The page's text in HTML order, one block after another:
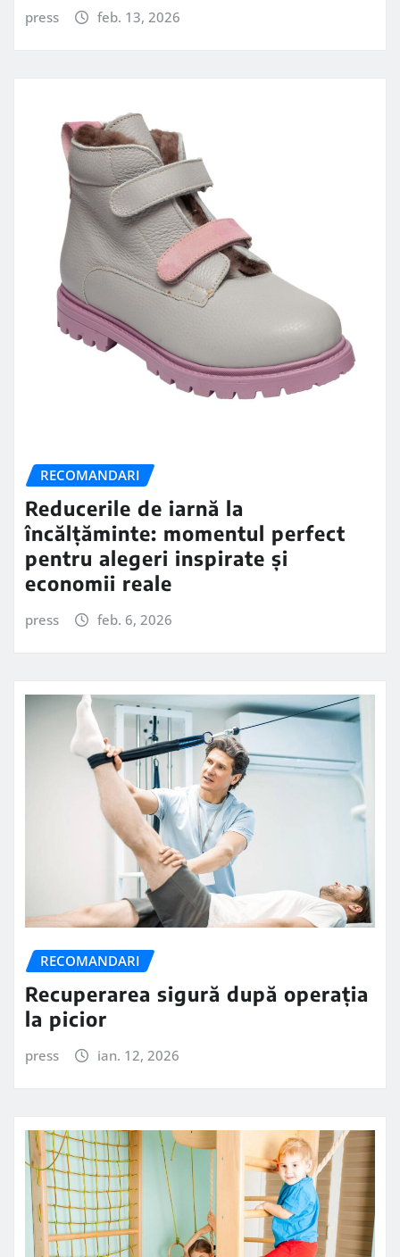
press feb. 13, 2026
RECOMANDARI
Reducerile de iarnă la
încălțăminte: momentul perfect
pentru alegeri inspirate și
economii reale
press feb. 6, 2026
RECOMANDARI
Recuperarea sigură după operația
la picior
press ian. 12, 2026